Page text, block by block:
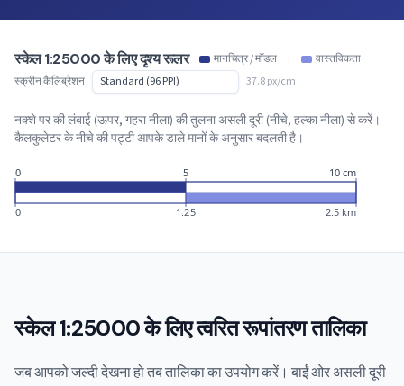
स्केल 1:25000 के लिए दृश्य रूलर मानचित्र / मॉडल |
वास्तविकता
स्क्रीन कैलिब्रेशन
37.8 px/cm
नक्शे पर की लंबाई (ऊपर, गहरा नीला) की तुलना असली दूरी (नीचे, हल्का नीला) से करें।
कैलकुलेटर के नीचे की पट्टी आपके डाले मानों के अनुसार बदलती है।
0
0
5
1.25
10 cm
2.5 km
स्केल 1:25000 के लिए त्वरित रूपांतरण तालिका
जब आपको जल्दी देखना हो तब तालिका का उपयोग करें। बाईं ओर असली दूरी